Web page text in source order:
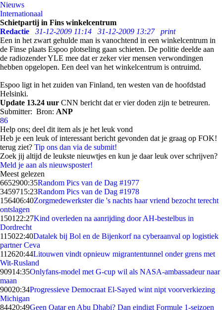
Nieuws
Internationaal
Schietpartij in Fins winkelcentrum
Redactie
31-12-2009 11:14 31-12-2009 13:27
print
Een in het zwart gehulde man is vanochtend in een winkelcentrum in
de Finse plaats Espoo plotseling gaan schieten. De politie deelde aan
de radiozender YLE mee dat er zeker vier mensen verwondingen
hebben opgelopen. Een deel van het winkelcentrum is ontruimd.
Espoo ligt in het zuiden van Finland, ten westen van de hoofdstad
Helsinki.
Update 13.24 uur CNN bericht dat er vier doden zijn te betreuren.
Submitter: Bron: ANP
86
Help ons; deel dit item als je het leuk vond
Heb je een leuk of interessant bericht gevonden dat je graag op FOK!
terug ziet? Tip ons dan via de submit!
Zoek jij altijd de leukste nieuwtjes en kun je daar leuk over schrijven?
Meld je aan als nieuwsposter!
Meest gelezen
6652900:35Random Pics van de Dag #1977
3459715:23Random Pics van de Dag #1978
156406:40Zorgmedewerkster die 's nachts haar vriend bezocht terecht
ontslagen
1501 22:27Kind overleden na aanrijding door AH-bestelbus in
Dordrecht
115022:40Datalek bij Bol en de Bijenkorf na cyberaanval op logistiek
partner Ceva
112620:44Litouwen vindt opnieuw migrantentunnel onder grens met
Wit-Rusland
90914:35Onlyfans-model met G-cup wil als NASA-ambassadeur naar
maan
90020:34Progressieve Democraat El-Sayed wint nipt voorverkiezing
Michigan
84420:49Geen Qatar en Abu Dhabi? Dan eindigt Formule 1-seizoen